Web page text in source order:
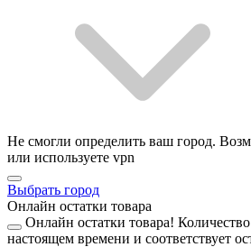
Не смогли определить ваш город.
или используете vpn
Выбрать город
Онлайн остатки товара
Онлайн остатки товара!
настоящем времени и соответствует